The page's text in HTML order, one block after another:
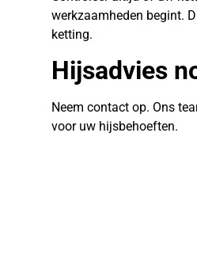
werkzaamheden begint.
ketting.
Hijsadvies
Neem contact op. Ons
voor uw hijsbehoeften.